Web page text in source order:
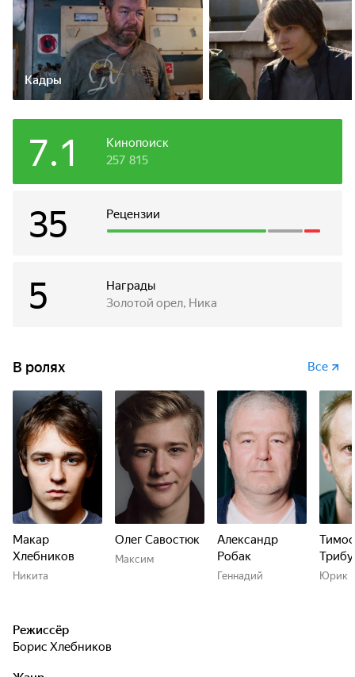
Норвегии.
Кадры
Кинопоиск
7.1 257 815
Рецензии
35
Награды
5 Золотой орел, Ника
В ролях Все
Макар
Хлебников
Никита
Олег Савостюк
Максим
Александр
Робак
Геннадий Юрик
Режиссёр
Борис Хлебников